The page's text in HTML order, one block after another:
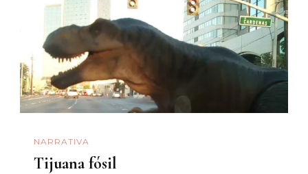
NARRATIVA
Tijuana fósil